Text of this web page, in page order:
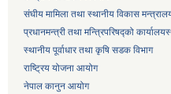
संघीय मामिला तथा स्थानीय विकास
प्रधानमन्त्री तथा मन्त्रिपरिषद्को कार्यालय
स्थानीय पूर्वाधार तथा कृषि सडक विभाग
राष्ट्रिय योजना आयोग
नेपाल कानुन आयोग